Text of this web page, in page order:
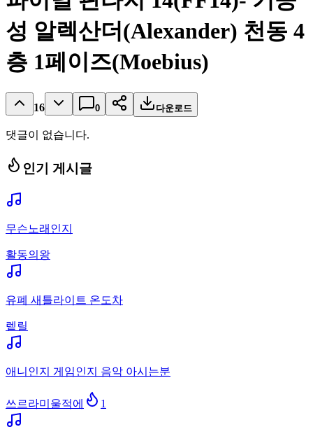
성 알렉산더(Alexander) 천동 4
층 1페이즈(Moebius)
16 0 다운로드
댓글이 없습니다.
인기 게시글
무슨노래인지
활동의왕
유폐 새틀라이트 온도차
렡릴
애니인지 게임인지 음악 아시는분
쓰르라미울적에 1